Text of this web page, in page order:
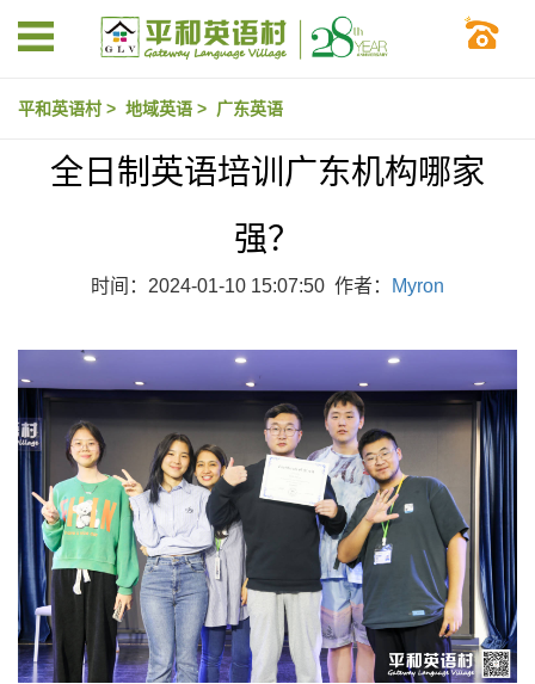
平和英语村 > 地域英语 > 广东英语
全日制英语培训广东机构哪家
强？
时间：2024-01-10 15:07:50 作者： Myron